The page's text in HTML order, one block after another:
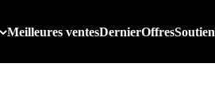
Meilleures ventesDernierOffresSoutien